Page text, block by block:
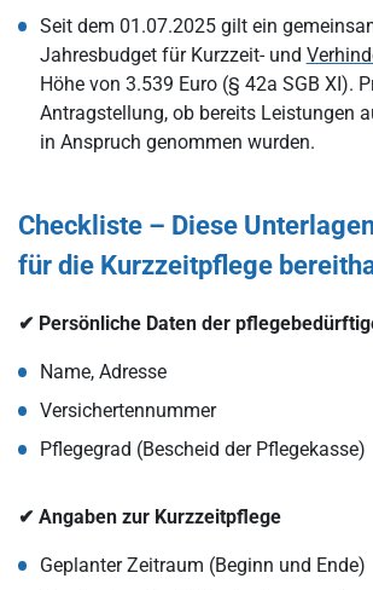
Seit dem 01.07.2025 gilt ein
Jahresbudget für Kurzzeit- und
Höhe von 3.539 Euro (§ 42a SGB XI).
Antragstellung, ob bereits Leistungen
in Anspruch genommen wurden.
Checkliste – Diese
für die Kurzzeitpflege
✔ Persönliche Daten der
Name, Adresse
Versichertennummer
Pflegegrad (Bescheid der Pflegekasse)
✔ Angaben zur Kurzzeitpflege
Geplanter Zeitraum (Beginn und Ende)